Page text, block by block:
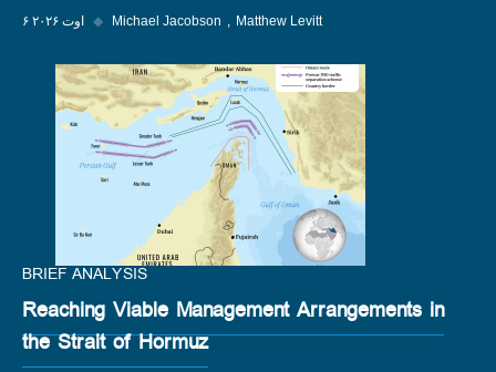
۶ اوت ۲۰۲۶ ◆ Michael Jacobson Matthew Levitt
BRIEF ANALYSIS
Reaching Viable Management Arrangements in
the Strait of Hormuz